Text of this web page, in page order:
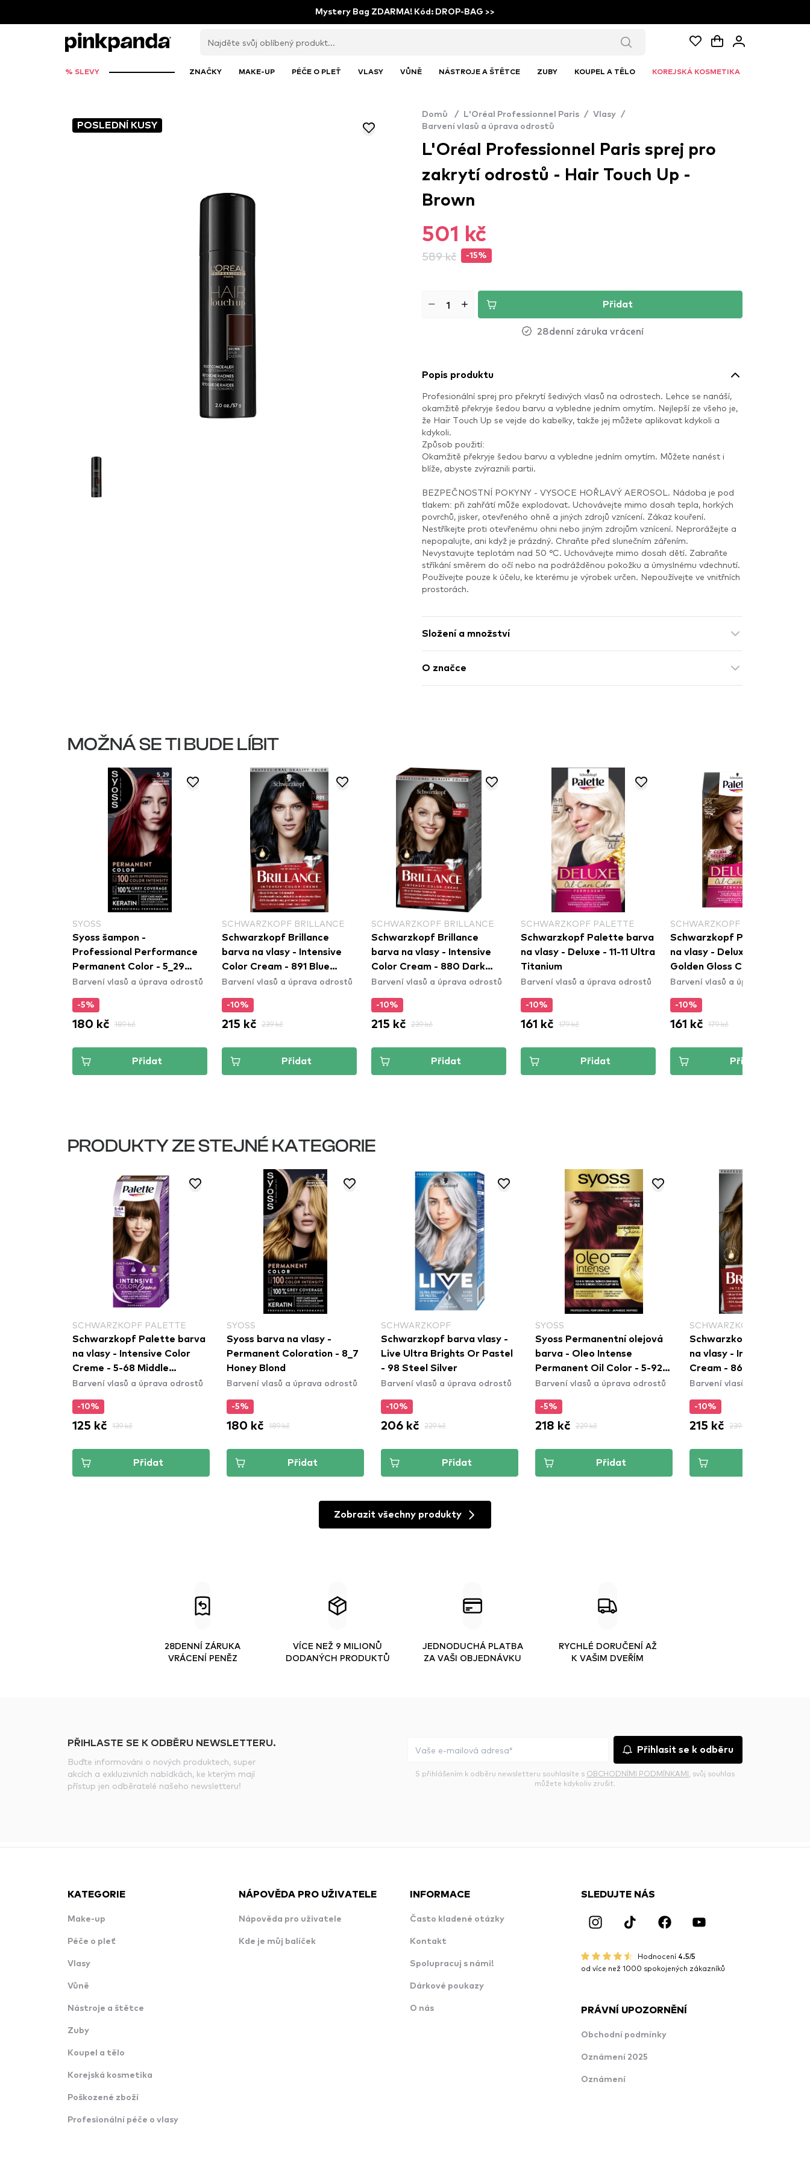
Mystery Bag ZDARMA! Kód: DROP-BAG >>
% SLEVY ZNAČKY MAKE-UP PÉČE O PLEŤ VLASY VŮNĚ NÁSTROJE A ŠTĚTCE ZUBY KOUPEL A TĚLO KOREJSKÁ KOSMETIKA
POSLEDNÍ KUSY
Domů / L'Oréal Professionnel Paris / Vlasy /
Barvení vlasů a úprava odrostů
L'Oréal Professionnel Paris sprej pro
zakrytí odrostů - Hair Touch Up -
Brown
501 kč
589 kč -15%
Přidat
28denní záruka vrácení
Popis produktu
Profesionální sprej pro překrytí šedivých vlasů na odrostech. Lehce se nanáší,
okamžitě překryje šedou barvu a vybledne jedním omytím. Nejlepší ze všeho je,
že Hair Touch Up se vejde do kabelky, takže jej můžete aplikovat kdykoli a
kdykoli.
Způsob použití:
Okamžitě překryje šedou barvu a vybledne jedním omytím. Můžete nanést i
blíže, abyste zvýraznili partii.
BEZPEČNOSTNÍ POKYNY - VYSOCE HOŘLAVÝ AEROSOL. Nádoba je pod
tlakem: při zahřátí může explodovat. Uchovávejte mimo dosah tepla, horkých
povrchů, jisker, otevřeného ohně a jiných zdrojů vznícení. Zákaz kouření.
Nestříkejte proti otevřenému ohni nebo jiným zdrojům vznícení. Neprorážejte a
nepopalujte, ani když je prázdný. Chraňte před slunečním zářením.
Nevystavujte teplotám nad 50 °C. Uchovávejte mimo dosah dětí. Zabraňte
stříkání směrem do očí nebo na podrážděnou pokožku a úmyslnému vdechnutí.
Používejte pouze k účelu, ke kterému je výrobek určen. Nepoužívejte ve vnitřních
prostorách.
Složení a množství
O značce
MOŽNÁ SE TI BUDE LÍBIT
SCHWARZKOPF BRILLANCE
Schwarzkopf Brillance
barva na vlasy - Intensive
Color Cream - 891 Blue
Black
Barvení vlasů a úprava odrostů
-10%
215 kč 239 kč
Přidat
SCHWARZKOPF BRILLANCE
Schwarzkopf Brillance
barva na vlasy - Intensive
Color Cream - 880 Dark
Brown
Barvení vlasů a úprava odrostů
-10%
215 kč 239 kč
Přidat
SCHWARZKOPF PALETTE
Schwarzkopf Palette barva
na vlasy - Deluxe - 11-11 Ultra
Titanium
Barvení vlasů a úprava odrostů
-10%
161 kč 179 kč
Přidat
SCHWARZKOPF PALETTE
Schwarzkopf Palette barva
na vlasy - Deluxe - 5-5
Golden Gloss Caramel
Barvení vlasů a úprava odrostů
-10%
161 kč 179 kč
Přidat
SYOSS
Syoss barva na vlasy -
Permanent Coloration -
12_59 Cool Platinum Blond
Barvení vlasů a úprava odrostů
-5%
180 kč 189 kč
Přidat
PRODUKTY ZE STEJNÉ KATEGORIE
SCHWARZKOPF PALETTE
Schwarzkopf Palette barva
na vlasy - Intensive Color
Creme - 5-68 Middle
Chestnut
Barvení vlasů a úprava odrostů
-10%
125 kč 139 kč
Přidat
SYOSS
Syoss barva na vlasy -
Permanent Coloration - 8_7
Honey Blond
Barvení vlasů a úprava odrostů
-5%
180 kč 189 kč
Přidat
SCHWARZKOPF
Schwarzkopf barva vlasy -
Live Ultra Brights Or Pastel
- 98 Steel Silver
Barvení vlasů a úprava odrostů
-10%
206 kč 229 kč
Přidat
SYOSS
Syoss Permanentní olejová
barva - Oleo Intense
Permanent Oil Color - 5-92
Bright Red
Barvení vlasů a úprava odrostů
-5%
218 kč 229 kč
Přidat
SCHWARZKOPF
Schwarzkopf Brillance
na vlasy - Intensive Color
Cream - 864 Fawn
Barvení vlasů a úprava
-10%
215 kč 239 kč
Zobrazit všechny produkty
28DENNÍ ZÁRUKA
VRÁCENÍ PENĚZ
VÍCE NEŽ 9 MILIONŮ
DODANÝCH PRODUKTŮ
JEDNODUCHÁ PLATBA
ZA VAŠI OBJEDNÁVKU
RYCHLÉ DORUČENÍ AŽ
K VAŠIM DVEŘÍM
PŘIHLASTE SE K ODBĚRU NEWSLETTERU.
Buďte informováni o nových produktech, super
akcích a exkluzivních nabídkách, ke kterým mají
přístup jen odběratelé našeho newsletteru!
Přihlasit se k odběru
S přihlášením k odběru newsletteru souhlasíte s OBCHODNÍMI PODMÍNKAMI , svůj souhlas
můžete kdykoliv zrušit.
KATEGORIE
Make-up
Péče o pleť
Vlasy
Vůně
Nástroje a štětce
Zuby
Koupel a tělo
Korejská kosmetika
Poškozené zboží
Profesionální péče o vlasy
NÁPOVĚDA PRO UŽIVATELE
Nápověda pro uživatele
Kde je můj balíček
INFORMACE
Často kladené otázky
Kontakt
Spolupracuj s námi!
Dárkové poukazy
O nás
SLEDUJTE NÁS
Hodnocení 4.5/5
od více než 1000 spokojených zákazníků
PRÁVNÍ UPOZORNĚNÍ
Obchodní podmínky
Oznámení 2025
Oznámení